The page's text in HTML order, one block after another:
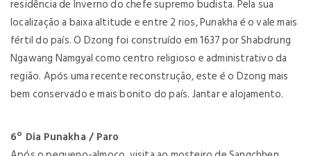
residência de Inverno do chefe supremo budista. Pela sua
localização a baixa altitude e entre 2 rios, Punakha é o vale mais
fértil do país. O Dzong foi construído em 1637 por Shabdrung
Ngawang Namgyal como centro religioso e administrativo da
região. Após uma recente reconstrução, este é o Dzong mais
bem conservado e mais bonito do país. Jantar e alojamento.
6º Dia Punakha / Paro